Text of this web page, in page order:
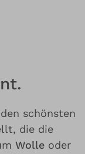
schönsten
die die
Wolle oder